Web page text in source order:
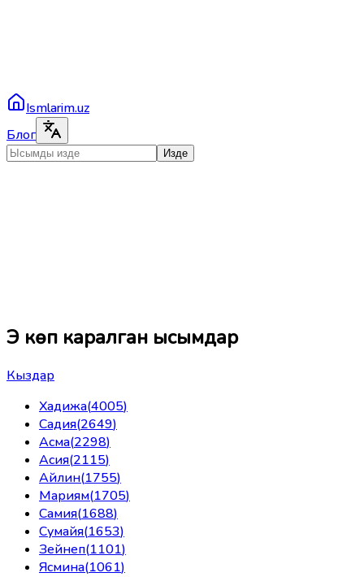
Ismlarim.uz
Блог
Изде
Эң көп каралган ысымдар
Кыздар
Хадижа(4005)
Садия(2649)
Асма(2298)
Асия(2115)
Айлин(1755)
Мариям(1705)
Самия(1688)
Сумайя(1653)
Зейнеп(1101)
Ясмина(1061)